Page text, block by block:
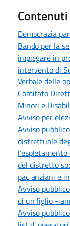
Democrazia
Bando per la
impiegare in
intervento di
Verbale delle
Comitato
Minori e
Avviso per
Avviso
distrettuale
del distretto
pac anziani e
Avviso
di un figlio -
Avviso